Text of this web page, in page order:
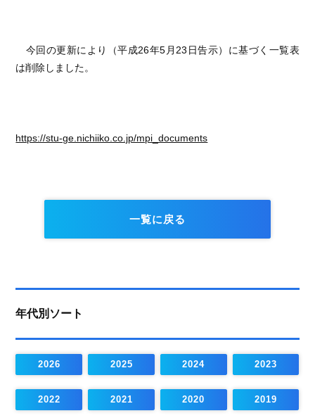
今回の更新により（平成26年5月23日告示）に基づく一覧表
は削除しました。
https://stu-ge.nichiiko.co.jp/mpi_documents
一覧に戻る
年代別ソート
2026 2025 2024 2023
2022 2021 2020 2019